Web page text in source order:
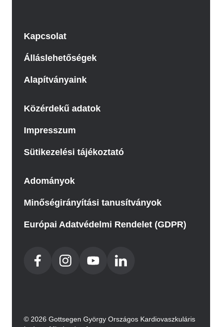
Kapcsolat
Álláslehetőségek
Alapítványaink
Közérdekű adatok
Impresszum
Sütikezelési tájékoztató
Adományok
Minőségirányítási tanusítványok
Európai Adatvédelmi Rendelet (GDPR)
© 2026 Gottsegen György Országos Kardiovaszkuláris